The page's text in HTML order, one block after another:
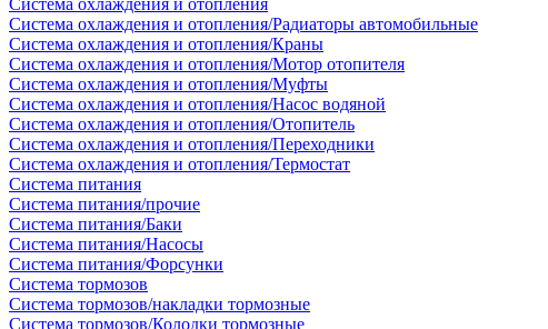
Система охлаждения и отопления
Система охлаждения и отопления/Радиаторы автомобильные
Система охлаждения и отопления/Краны
Система охлаждения и отопления/Мотор отопителя
Система охлаждения и отопления/Муфты
Система охлаждения и отопления/Насос водяной
Система охлаждения и отопления/Отопитель
Система охлаждения и отопления/Переходники
Система охлаждения и отопления/Термостат
Система питания
Система питания/прочие
Система питания/Баки
Система питания/Насосы
Система питания/Форсунки
Система тормозов
Система тормозов/накладки тормозные
Система тормозов/Колодки тормозные